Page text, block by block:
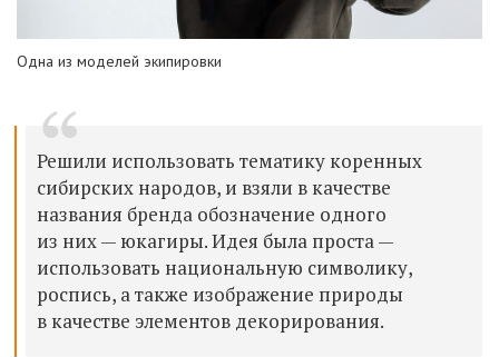
Одна из моделей экипировки
Решили использовать тематику коренных
сибирских народов, и взяли в качестве
названия бренда обозначение одного
из них— юкагиры. Идея была проста—
использовать национальную символику,
роспись, а также изображение природы
в качестве элементов декорирования.